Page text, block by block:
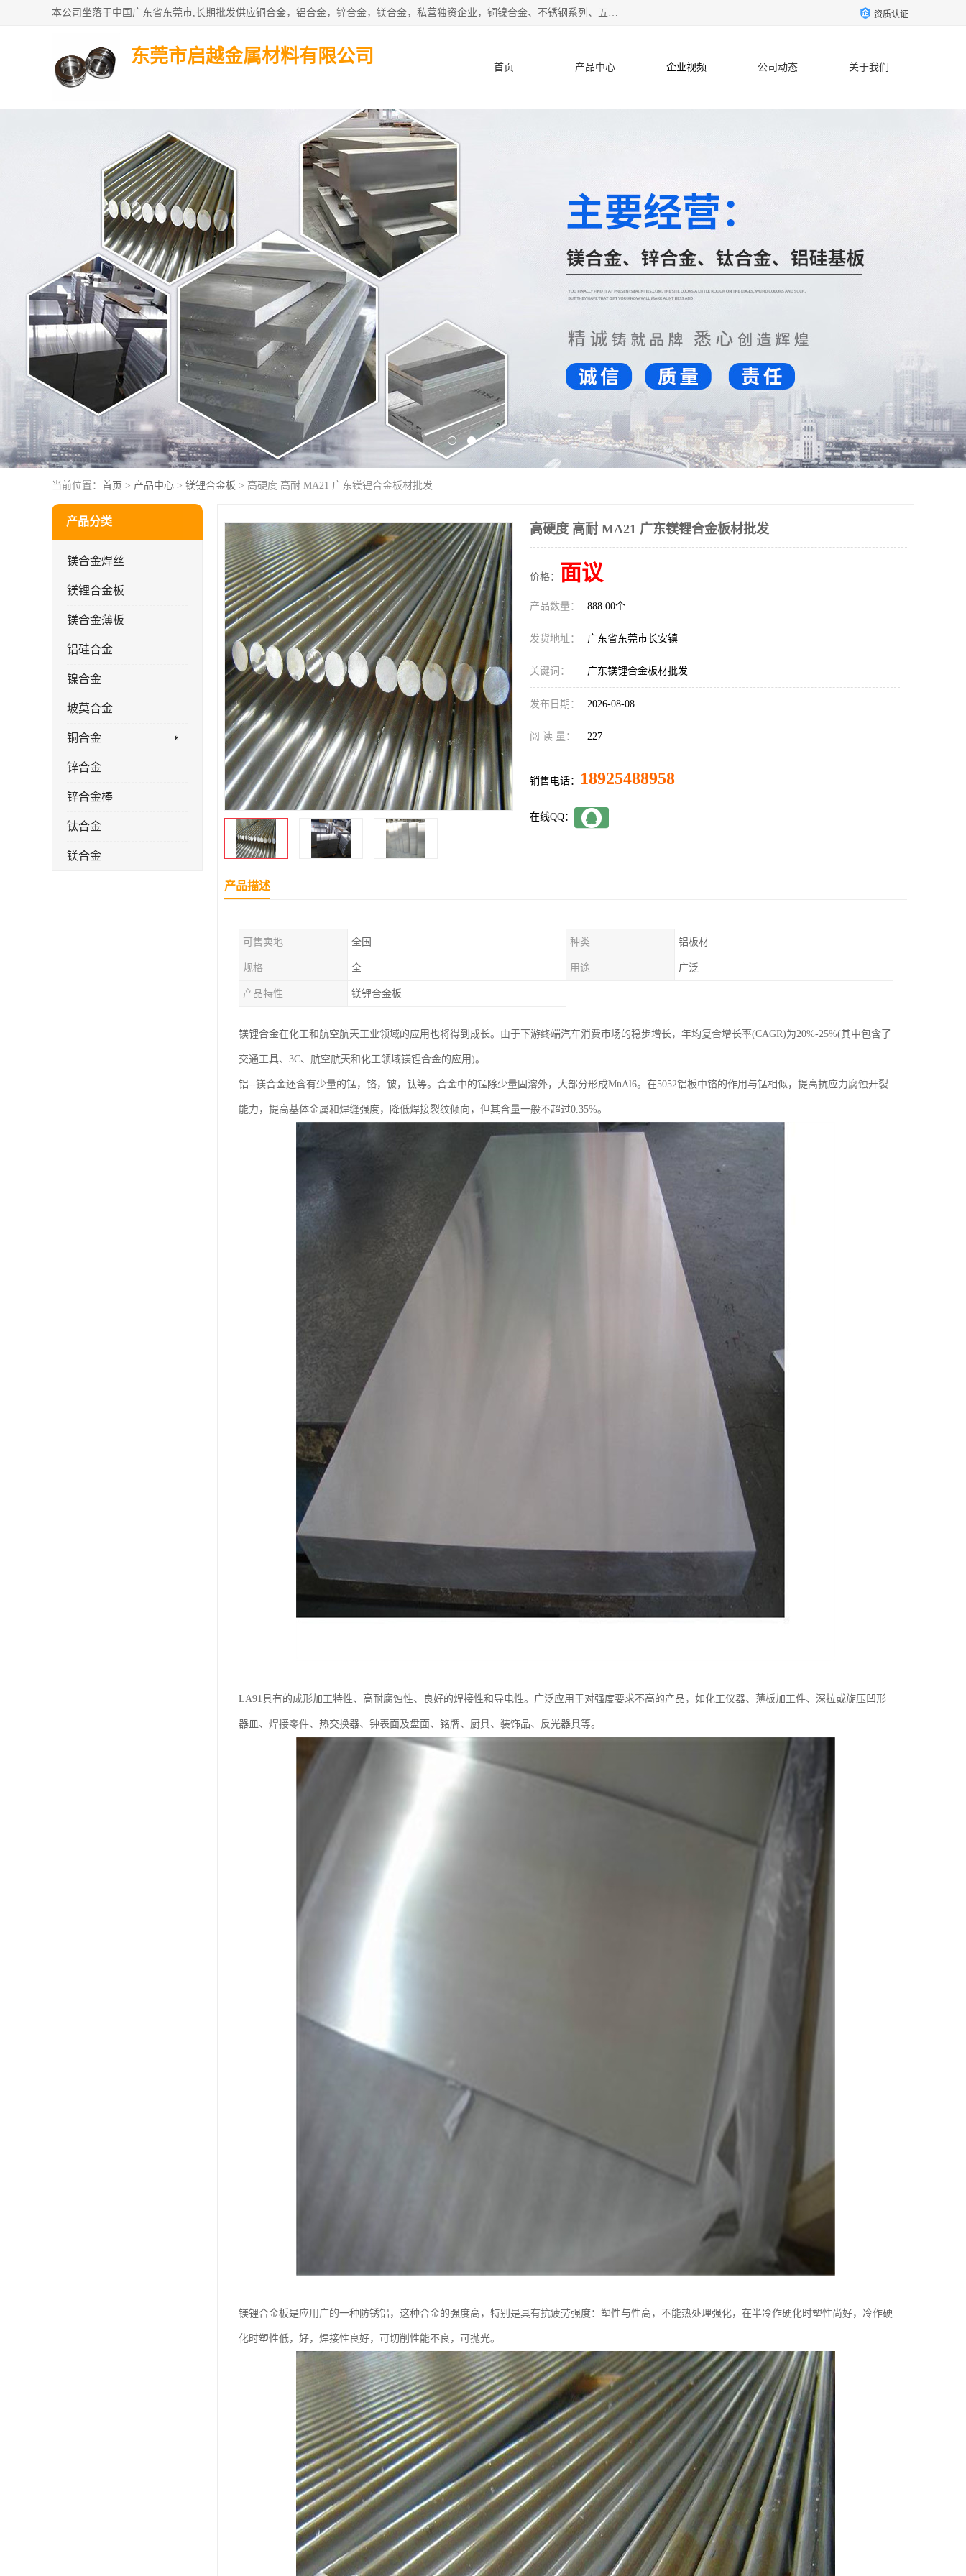
本公司坐落于中国广东省东莞市,长期批发供应铜合金，铝合金，锌合金，镁合金，私营独资企业，铜镍合金、不锈钢系列、五金冲压材料、进口金属材料、钨钢、高速钢、白钢刀、铝系列材料、铝镁合金、锰钢片等，启越是一家经国家相关部门批准注册的企业。公司以雄厚的实力、合理的厂家、优良的服务与多家企业建立了长期的合作关系。欢迎前来参观、考察、洽谈业务。 金属材料...,欢迎惠顾！ 资质认证
东莞市启越金属材料有限公司
首页 产品中心 企业视频 公司动态 关于我们
当前位置： 首页 > 产品中心 > 镁锂合金板 > 高硬度 高耐 MA21 广东镁锂合金板材批发
产品分类
镁合金焊丝
镁锂合金板
镁合金薄板
铝硅合金
镍合金
坡莫合金
铜合金
锌合金
锌合金棒
钛合金
镁合金
高硬度 高耐 MA21 广东镁锂合金板材批发
价格： 面议
产品数量： 888.00个
发货地址： 广东省东莞市长安镇
关键词： 广东镁锂合金板材批发
发布日期： 2026-08-08
阅 读 量： 227
销售电话： 18925488958
在线QQ：
产品描述
可售卖地 全国 种类 铝板材
规格 全 用途 广泛
产品特性 镁锂合金板
镁锂合金在化工和航空航天工业领域的应用也将得到成长。由于下游终端汽车消费市场的稳步增长，年均复合增长率(CAGR)为20%-25%(其中包含了
交通工具、3C、航空航天和化工领域镁锂合金的应用)。
铝--镁合金还含有少量的锰，铬，铍，钛等。合金中的锰除少量固溶外，大部分形成MnAl6。在5052铝板中铬的作用与锰相似，提高抗应力腐蚀开裂
能力，提高基体金属和焊缝强度，降低焊接裂纹倾向，但其含量一般不超过0.35%。
LA91具有的成形加工特性、高耐腐蚀性、良好的焊接性和导电性。广泛应用于对强度要求不高的产品，如化工仪器、薄板加工件、深拉或旋压凹形
器皿、焊接零件、热交换器、钟表面及盘面、铭牌、厨具、装饰品、反光器具等。
镁锂合金板是应用广的一种防锈铝，这种合金的强度高，特别是具有抗疲劳强度：塑性与性高，不能热处理强化，在半冷作硬化时塑性尚好，冷作硬
化时塑性低，好，焊接性良好，可切削性能不良，可抛光。